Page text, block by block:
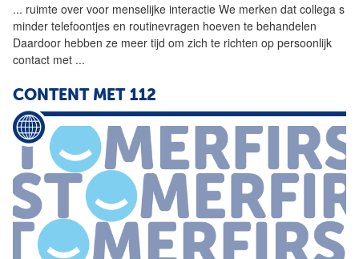
... ruimte over voor menselijke interactie We merken dat collega s
minder telefoontjes en routinevragen hoeven te behandelen
Daardoor hebben ze meer tijd om zich te richten op persoonlijk
contact met ...
CONTENT MET 112